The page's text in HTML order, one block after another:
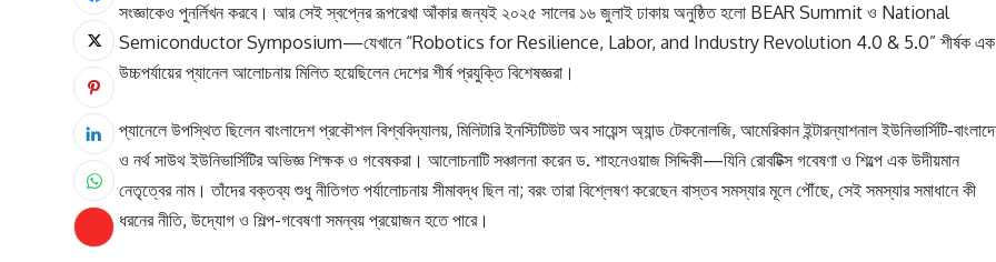
সংজ্ঞাকেও পুনর্লিখন করবে। আর সেই স্বপ্নের রূপরেখা আঁকার জন্যই ২০২৫ সালের ১৬ জুলাই ঢাকায় অনুষ্ঠিত হলো BEAR Summit ও National
Semiconductor Symposium—যেখানে “Robotics for Resilience, Labor, and Industry Revolution 4.0 & 5.0” শীর্ষক এক
উচ্চপর্যায়ের প্যানেল আলোচনায় মিলিত হয়েছিলেন দেশের শীর্ষ প্রযুক্তি বিশেষজ্ঞরা।
প্যানেলে উপস্থিত ছিলেন বাংলাদেশ প্রকৌশল বিশ্ববিদ্যালয়, মিলিটারি ইনস্টিটিউট অব সায়েন্স অ্যান্ড টেকনোলজি, আমেরিকান ইন্টারন্যাশনাল ইউনিভার্সিটি-
ও নর্থ সাউথ ইউনিভার্সিটির অভিজ্ঞ শিক্ষক ও গবেষকরা। আলোচনাটি সঞ্চালনা করেন ড. শাহনেওয়াজ সিদ্দিকী—যিনি রোবটিক্স গবেষণা ও শিল্পে এক উদীয়মান
নেতৃত্বের নাম। তাঁদের বক্তব্য শুধু নীতিগত পর্যালোচনায় সীমাবদ্ধ ছিল না; বরং তারা বিশ্লেষণ করেছেন বাস্তব সমস্যার মূলে পৌঁছে, সেই সমস্যার সমাধানে কী
ধরনের নীতি, উদ্যোগ ও শিল্প-গবেষণা সমন্বয় প্রয়োজন হতে পারে।